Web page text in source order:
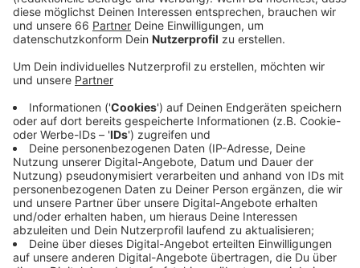
Anzeige
Die neue Saison startet nächste Woche Samstag. Die
Bäder am Nord- und Südstrand haben dann immer
täglich von 10 bis 19.30 Uhr geöffnet. Die
Eintrittskarten gibt es an der Tageskasse vor Ort, sie
können aber auch vorab online gekauft werden.
Grundsätzlich ist die Saison auf dem Unterbacher See
aber schon eröffnet. Der Ruder- und Tretbootverleih
und auch die Campingplätze sind bereits geöffnet. Die
Wasserqualität der Bäder wird übrigens regelmäßig
überprüft und wurde als „ausgezeichnet“ eingestuft.